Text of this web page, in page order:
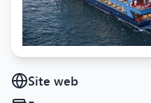
Site web